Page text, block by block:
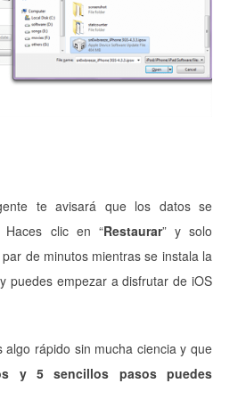
te avisará que los datos se
Haces clic en “Restaurar” y solo
de minutos mientras se instala la
puedes empezar a disfrutar de iOS
algo rápido sin mucha ciencia y que
y 5 sencillos pasos puedes